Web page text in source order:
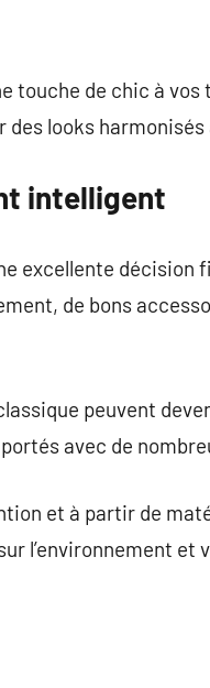
touche de chic à vos
looks harmonisés
intelligent
excellente décision
de bons
peuvent
avec de
et à partir de
l’environnement et